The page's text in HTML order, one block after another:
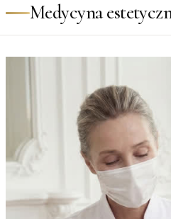
Medycyna